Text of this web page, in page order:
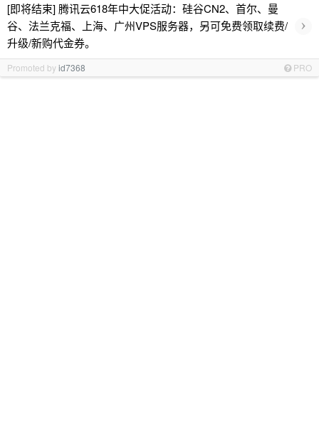
[即将结束] 腾讯云618年中大促活动：硅谷CN2、首尔、曼
谷、法兰克福、上海、广州VPS服务器，另可免费领取续费/
升级/新购代金券。
›
Promoted byid7368 PRO